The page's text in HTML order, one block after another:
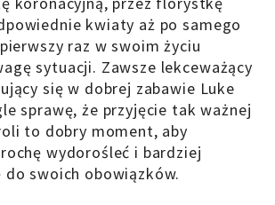
kwiaty aż po samego
raz w swoim życiu
sytuacji. Zawsze lekceważący
się w dobrej zabawie Luke
sprawę, że przyjęcie tak ważnej
to dobry moment, aby
wydorośleć i bardziej
do swoich obowiązków.